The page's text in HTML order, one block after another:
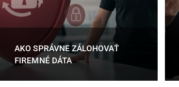
AKO SPRÁVNE ZÁLOHOVAŤ
FIREMNÉ DÁTA